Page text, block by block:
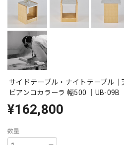
サイドテーブル・ナイトテーブル
ビアンコカラーラ 幅500 ｜UB-09B
¥162,800
数量